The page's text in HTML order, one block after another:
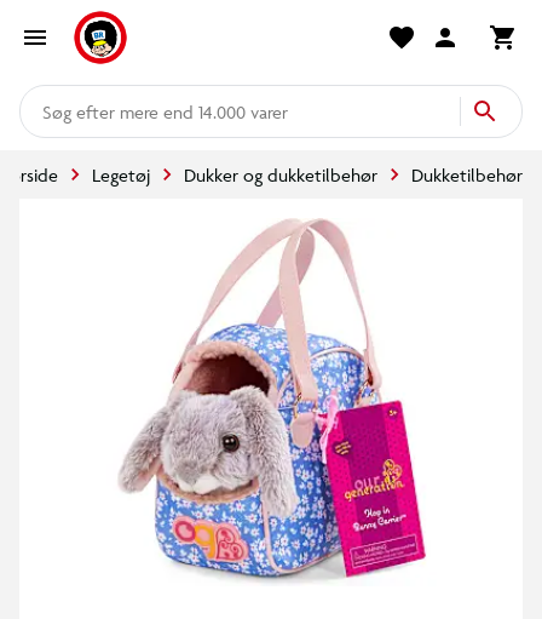
mere end 14.000 varer
Forside Legetøj Dukker og dukketilbehør Dukketilbehør